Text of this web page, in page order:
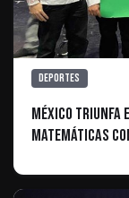
Deportes
México Triunfa
Matemáticas